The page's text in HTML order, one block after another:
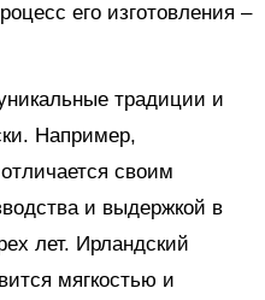
его изготовления –
традиции и
Например,
своим
и выдержкой в
лет. Ирландский
мягкостью и